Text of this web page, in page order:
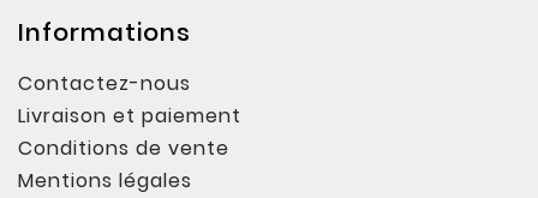
Informations
Contactez-nous
Livraison et paiement
Conditions de vente
Mentions légales